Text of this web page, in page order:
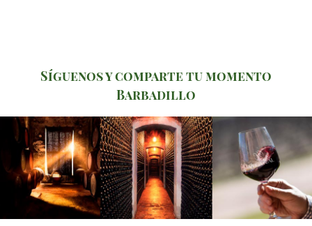
Síguenos y comparte tu momento
Barbadillo